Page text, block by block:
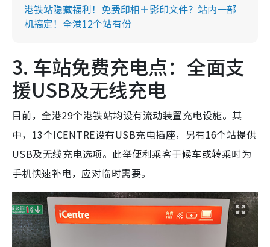
港铁站隐藏福利！免费印相＋影印文件？站内一部
机搞定！全港12个站有份
3. 车站免费充电点：全面支
援USB及无线充电
目前，全港29个港铁站均设有流动装置充电设施。其
中，13个ICENTRE设有USB充电插座，另有16个站提供
USB及无线充电选项。此举便利乘客于候车或转乘时为
手机快速补电，应对临时需要。